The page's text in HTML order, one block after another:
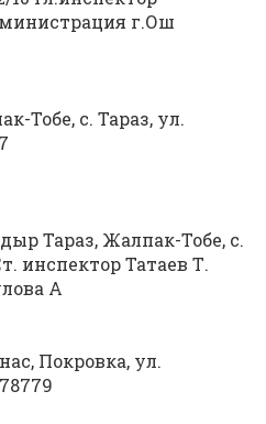
г.Ош
Тобе, с. Тараз, ул.
Тараз, Жалпак-Тобе, с.
инспектор Татаев Т.
А
Покровка, ул.